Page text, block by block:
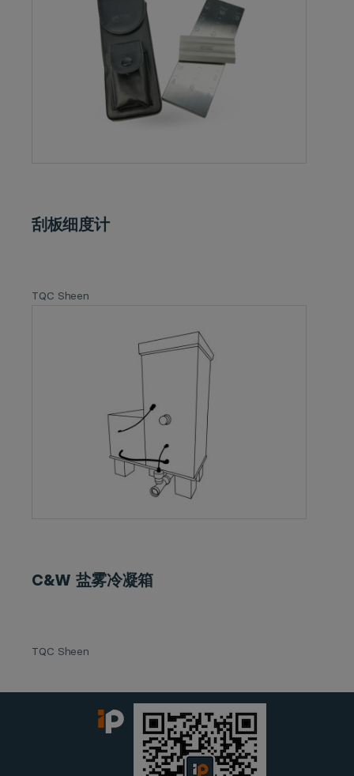
刮板细度计
TQC Sheen
C&W 盐雾冷凝箱
TQC Sheen